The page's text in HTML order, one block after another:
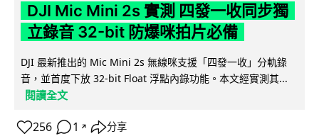
DJI Mic Mini 2s 實測 四發一收同步獨
立錄音 32-bit 防爆咪拍片必備
DJI 最新推出的 Mic Mini 2s 無線咪支援「四發一收」分軌錄
音，並首度下放 32-bit Float 浮點內錄功能。本文經實測其...
閱讀全文
256 1 ↗ 分享